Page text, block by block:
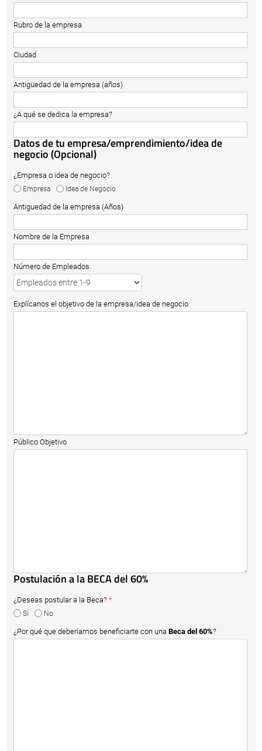
Rubro de la empresa
Ciudad
Antigüedad de la empresa (años)
¿A qué se dedica la empresa?
Datos de tu empresa/emprendimiento/idea de
negocio (Opcional)
¿Empresa o idea de negocio?
Empresa Idea de Negocio
Antiguedad de la empresa (Años)
Nombre de la Empresa
Número de Empleados
Explícanos el objetivo de la empresa/idea de negocio
Público Objetivo
Postulación a la BECA del 60%
¿Deseas postular a la Beca? *
Sí No
¿Por qué que deberíamos beneficiarte con una Beca del 60%?